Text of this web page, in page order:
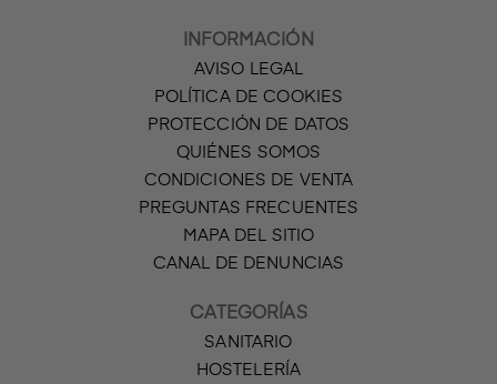
INFORMACIÓN
AVISO LEGAL
POLÍTICA DE COOKIES
PROTECCIÓN DE DATOS
QUIÉNES SOMOS
CONDICIONES DE VENTA
PREGUNTAS FRECUENTES
MAPA DEL SITIO
CANAL DE DENUNCIAS
CATEGORÍAS
SANITARIO
HOSTELERÍA